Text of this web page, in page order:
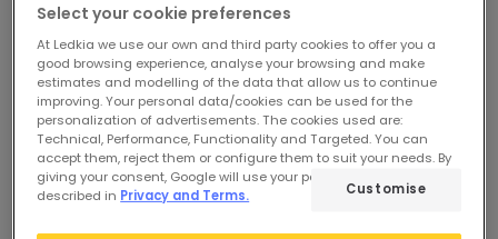
Układ przestrzeni został zaprojektowany w
jasnym celu: aby zapewnić niezakłócony
przepływ światła. Meble są zwykle umieszczane
w sposób, który nie blokuje dostępu światła, a
preferowane są otwarte struktury, w których
pokoje są wizualnie połączone.
Select your cookie preferences
At Ledkia we use our own and third party cookies to offer you a
good browsing experience, analyse your browsing and make
estimates and modelling of the data that allow us to continue
improving. Your personal data/cookies can be used for the
personalization of advertisements. The cookies used are:
Technical, Performance, Functionality and Targeted. You can
accept them, reject them or configure them to suit your needs. By
giving your consent, Google will use your personal data as
described in Privacy and Terms. Customise